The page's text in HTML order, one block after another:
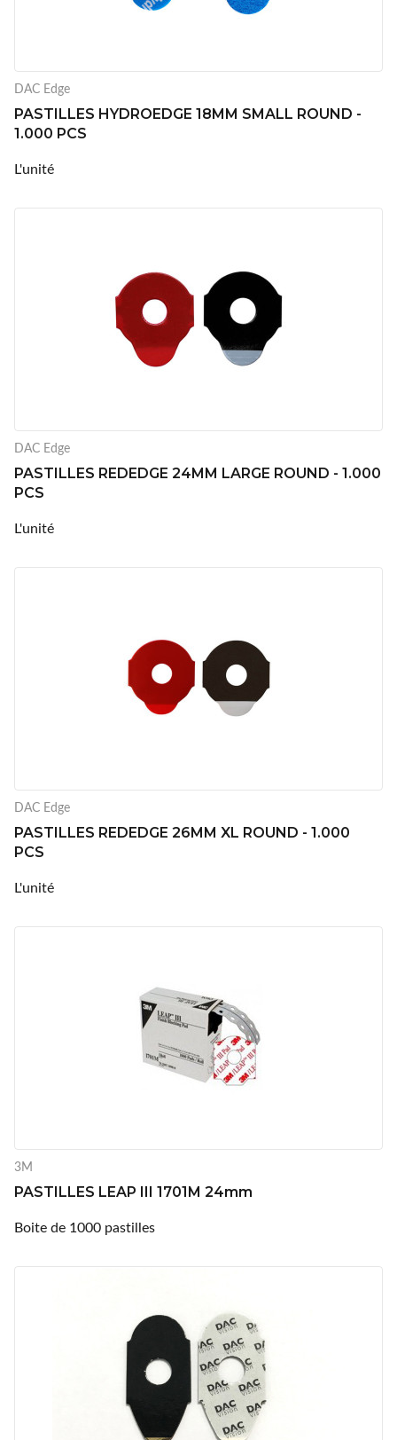
DAC Edge
PASTILLES HYDROEDGE 18MM SMALL ROUND -
1.000 PCS
L'unité
DAC Edge
PASTILLES REDEDGE 24MM LARGE ROUND - 1.000
PCS
L'unité
DAC Edge
PASTILLES REDEDGE 26MM XL ROUND - 1.000
PCS
L'unité
3M
PASTILLES LEAP III 1701M 24mm
Boite de 1000 pastilles